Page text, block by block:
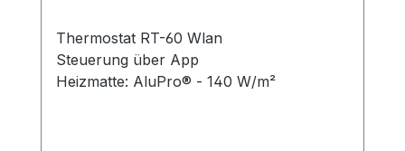
Thermostat RT-60 Wlan
Steuerung über App
Heizmatte: AluPro® - 140 W/m²